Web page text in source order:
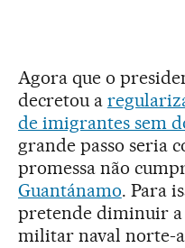
Agora que o
decretou a
de imigrantes sem
grande passo seria
promessa não
Guantánamo. Para
pretende diminuir a
militar naval norte-